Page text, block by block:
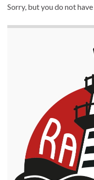
Sorry, but you do not